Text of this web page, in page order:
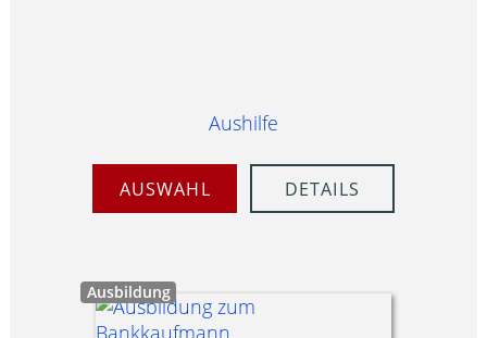
Aushilfe
AUSWAHL DETAILS
Ausbildung